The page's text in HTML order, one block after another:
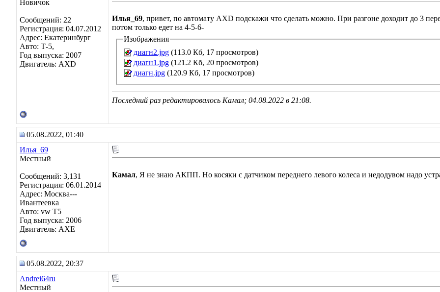
Новичок
Сообщений: 22
Регистрация: 04.07.2012
Адрес: Екатеринбург
Авто: Т-5,
Год выпуска: 2007
Двигатель: AXD
Илья_69, привет, по автомату AXD подскажи что сделать можно. При разгоне доходит до 3
потом только едет на 4-5-6-
Изображения
диагн2.jpg (113.0 Кб, 17 просмотров)
диагн1.jpg (121.2 Кб, 20 просмотров)
диагн.jpg (120.9 Кб, 17 просмотров)
Последний раз редактировалось Камал; 04.08.2022 в 21:08.
05.08.2022, 01:40
Илья_69
Местный
Сообщений: 3,131
Регистрация: 06.01.2014
Адрес: Москва---
Ивантеевка
Авто: vw T5
Год выпуска: 2006
Двигатель: AXE
Камал, Я не знаю АКПП. Но косяки с датчиком переднего левого колеса и недодувом надо
05.08.2022, 20:37
Andrei64ru
Местный